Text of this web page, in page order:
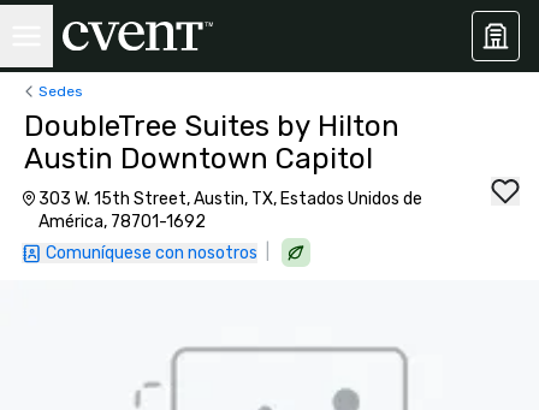
Sedes
DoubleTree Suites by Hilton
Austin Downtown Capitol
303 W. 15th Street, Austin, TX, Estados Unidos de
América, 78701-1692
Comuníquese con nosotros